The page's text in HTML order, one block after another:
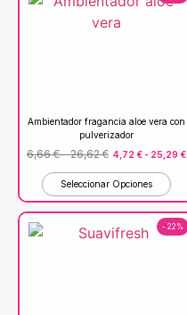
Ambientador fragancia aloe vera con
pulverizador
6,66€ -26,62€ 4,72 € - 25,29 €
Seleccionar Opciones
- 22%